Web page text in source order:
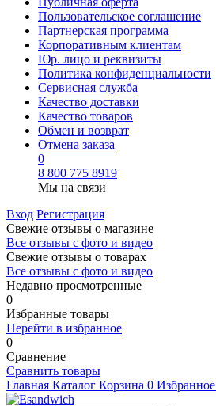
Пользовательское соглашение
Партнерская программа
Корпоративным клиентам
Юр. лицо и реквизиты
Политика конфиденциальности
Сервисная служба
Качество доставки
Качество товаров
Обмен и возврат
Отмена заказа
0
8 800 775 8919
Мы на связи
Вход Регистрация
Свежие отзывы о магазине
Все отзывы с фото и видео
Свежие отзывы о товарах
Все отзывы c фото и видео
Недавно просмотренные
0
Избранные товары
Перейти в избранное
0
Сравнение
Сравнить товары
Главная Каталог Корзина 0 Избранное